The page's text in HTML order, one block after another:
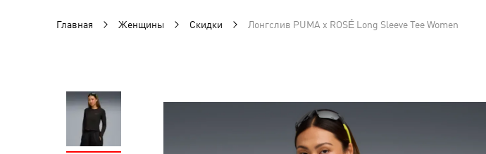
Главная Женщины Скидки Лонгслив PUMA x ROSÉ Long Sleeve Tee Women